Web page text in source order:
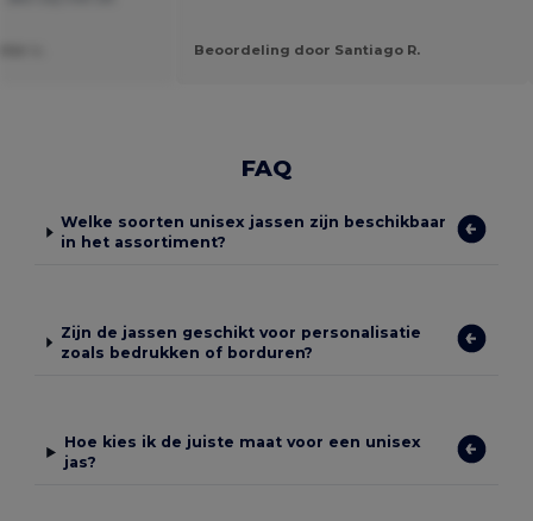
Beoordeling door Santiago R.
FAQ
Welke soorten unisex jassen zijn beschikbaar
in het assortiment?
Zijn de jassen geschikt voor personalisatie
zoals bedrukken of borduren?
Hoe kies ik de juiste maat voor een unisex
jas?